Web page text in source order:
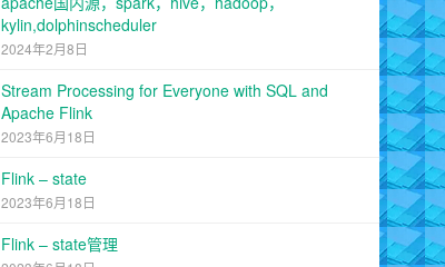
kylin,dolphinscheduler
2024年2月8日
Stream Processing for Everyone with SQL and
Apache Flink
2023年6月18日
Flink – state
2023年6月18日
Flink – state管理